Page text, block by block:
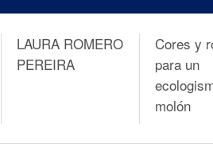
LAURA ROMERO
PEREIRA
Cores y
para un
molón